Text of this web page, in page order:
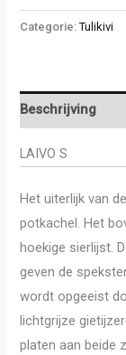
Categorie:Tulikivi
Beschrijving
LAIVO S
Het uiterlijk van
potkachel. Het
hoekige sierlijst.
geven de
wordt opgeeist
lichtgrijze
platen aan beide